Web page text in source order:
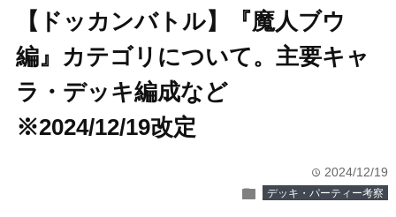
【ドッカンバトル】『魔人ブウ
編』カテゴリについて。主要キャ
ラ・デッキ編成など
※2024/12/19改定
time 2024/12/19
folder デッキ・パーティー考察